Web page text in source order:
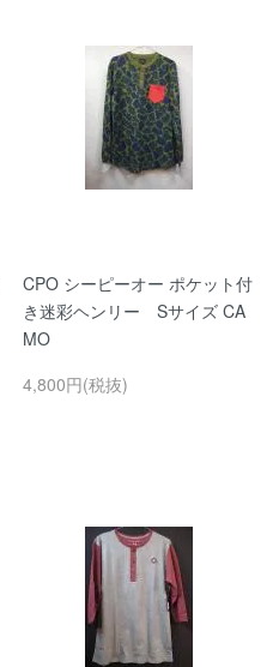
CPO シーピーオー ポケット付
き迷彩ヘンリー Sサイズ CA
MO
4,800円(税抜)